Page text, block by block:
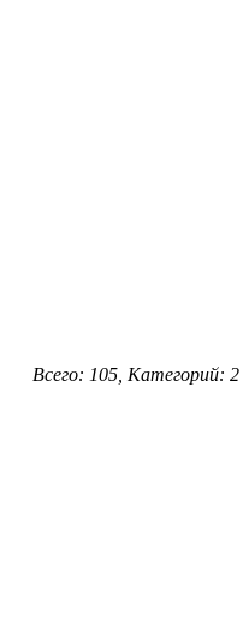
Всего: 105, Категорий: 2